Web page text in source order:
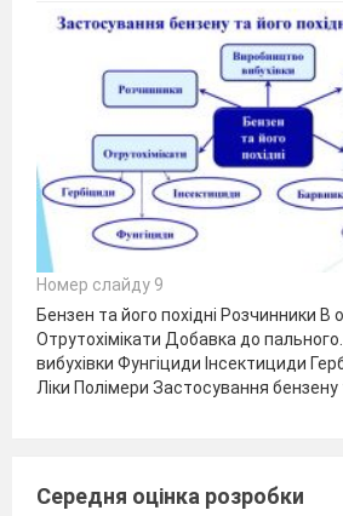
Номер слайду 9
Бензен та його похідні Розчинники В
Отрутохімікати Добавка до
вибухівки Фунгіциди Інсектициди
Ліки Полімери Застосування бензену
Середня оцінка розробки